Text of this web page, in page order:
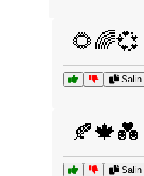
🌻🌈💞
Salin
🍂🍁💑
Salin